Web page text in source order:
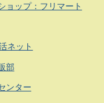
ョップ：フリマート
ネット
部
ンター